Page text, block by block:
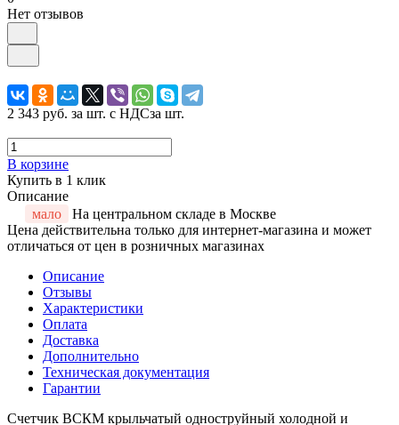
Нет отзывов
2 343 руб. за шт. с НДСза шт.
В корзине
Купить в 1 клик
Описание
мало
На центральном складе в Москве
Цена действительна только для интернет-магазина и может
отличаться от цен в розничных магазинах
Описание
Отзывы
Характеристики
Оплата
Доставка
Дополнительно
Техническая документация
Гарантии
Счетчик ВСКМ крыльчатый одноструйный холодной и